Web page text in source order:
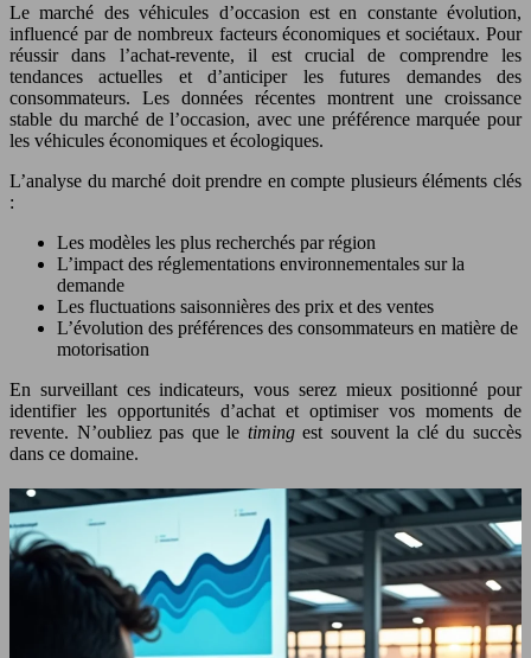
Le marché des véhicules d’occasion est en constante évolution,
influencé par de nombreux facteurs économiques et sociétaux. Pour
réussir dans l’achat-revente, il est crucial de comprendre les
tendances actuelles et d’anticiper les futures demandes des
consommateurs. Les données récentes montrent une croissance
stable du marché de l’occasion, avec une préférence marquée pour
les véhicules économiques et écologiques.
L’analyse du marché doit prendre en compte plusieurs éléments clés
:
Les modèles les plus recherchés par région
L’impact des réglementations environnementales sur la
demande
Les fluctuations saisonnières des prix et des ventes
L’évolution des préférences des consommateurs en matière de
motorisation
En surveillant ces indicateurs, vous serez mieux positionné pour
identifier les opportunités d’achat et optimiser vos moments de
revente. N’oubliez pas que le timingest souvent la clé du succès
dans ce domaine.